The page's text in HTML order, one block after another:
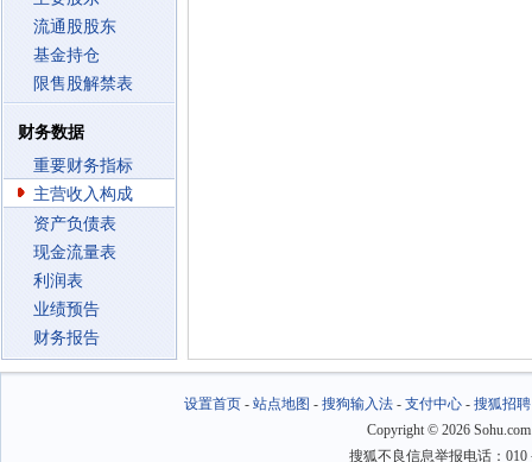
流通股股东
基金持仓
限售股解禁表
财务数据
重要财务指标
主营收入构成
资产负债表
现金流量表
利润表
业绩预告
财务报告
设置首页- 站点地图 - 搜狗输入法- 支付中心- 搜狐招聘
Copyright © 2026
搜狐不良信息举报电话：010